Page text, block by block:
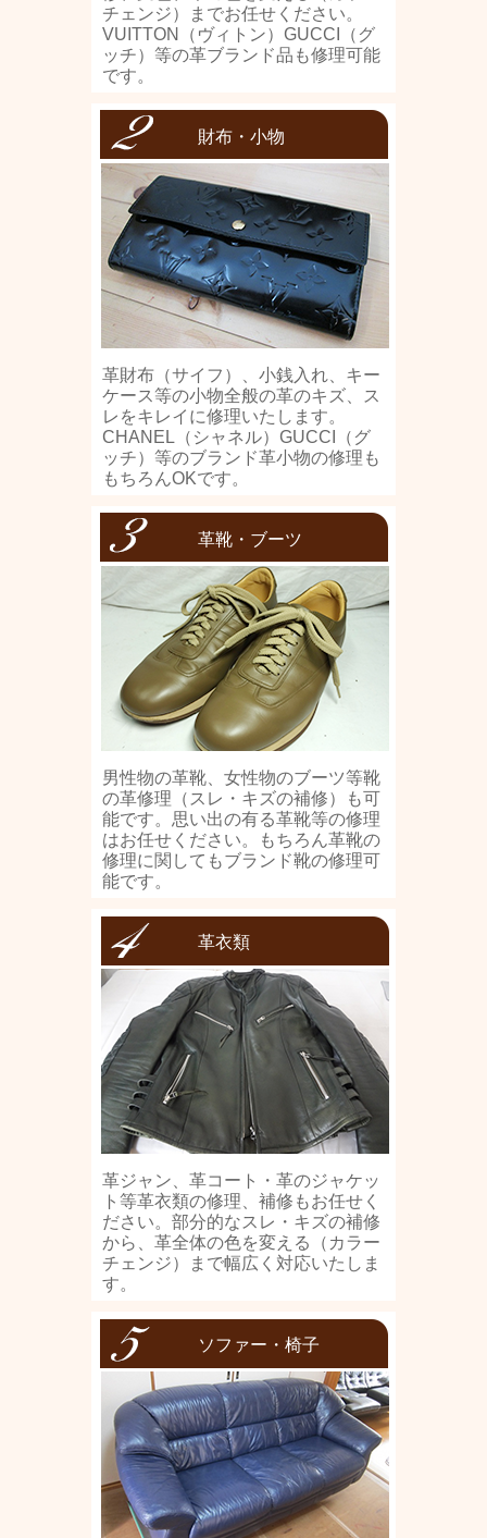
チェンジ）までお任せください。
VUITTON（ヴィトン）GUCCI（グ
ッチ）等の革ブランド品も修理可能
です。
財布・小物
革財布（サイフ）、小銭入れ、キー
ケース等の小物全般の革のキズ、ス
レをキレイに修理いたします。
CHANEL（シャネル）GUCCI（グ
ッチ）等のブランド革小物の修理も
もちろんOKです。
革靴・ブーツ
男性物の革靴、女性物のブーツ等靴
の革修理（スレ・キズの補修）も可
能です。思い出の有る革靴等の修理
はお任せください。もちろん革靴の
修理に関してもブランド靴の修理可
能です。
革衣類
革ジャン、革コート・革のジャケッ
ト等革衣類の修理、補修もお任せく
ださい。部分的なスレ・キズの補修
から、革全体の色を変える（カラー
チェンジ）まで幅広く対応いたしま
す。
ソファー・椅子